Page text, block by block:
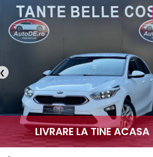
❮
LIVRARE LA TINE ACASA